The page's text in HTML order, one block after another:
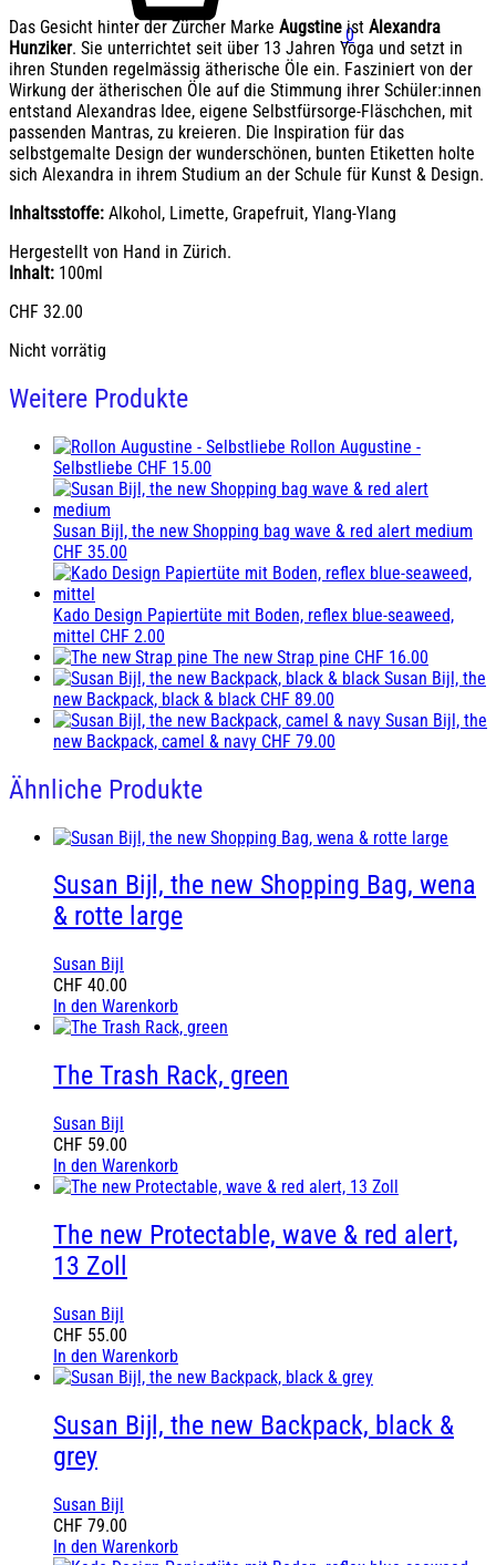
0
Das Gesicht hinter der Zürcher Marke Augstine ist Alexandra
Hunziker. Sie unterrichtet seit über 13 Jahren Yoga und setzt in
ihren Stunden regelmässig ätherische Öle ein. Fasziniert von der
Wirkung der ätherischen Öle auf die Stimmung ihrer Schüler:innen
entstand Alexandras Idee, eigene Selbstfürsorge-Fläschchen, mit
passenden Mantras, zu kreieren. Die Inspiration für das
selbstgemalte Design der wunderschönen, bunten Etiketten holte
sich Alexandra in ihrem Studium an der Schule für Kunst & Design.
Inhaltsstoffe: Alkohol, Limette, Grapefruit, Ylang-Ylang
Hergestellt von Hand in Zürich.
Inhalt: 100ml
CHF 32.00
Nicht vorrätig
Weitere Produkte
Rollon Augustine -
Selbstliebe CHF 15.00
Susan Bijl, the new Shopping bag wave & red alert medium
CHF 35.00
Kado Design Papiertüte mit Boden, reflex blue-seaweed,
mittel CHF 2.00
The new Strap pine CHF 16.00
Susan Bijl, the
new Backpack, black & black CHF 89.00
Susan Bijl, the
new Backpack, camel & navy CHF 79.00
Ähnliche Produkte
Susan Bijl, the new Shopping Bag, wena
& rotte large
Susan Bijl
CHF 40.00
In den Warenkorb
The Trash Rack, green
Susan Bijl
CHF 59.00
In den Warenkorb
The new Protectable, wave & red alert,
13 Zoll
Susan Bijl
CHF 55.00
In den Warenkorb
Susan Bijl, the new Backpack, black &
grey
Susan Bijl
CHF 79.00
In den Warenkorb